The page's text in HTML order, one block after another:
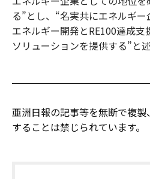
る”とし、“名実共にエネルギ
エネルギー開発とRE100達成
ソリューションを提供する”と述
亜洲日報の記事等を無断で複
することは禁じられています。